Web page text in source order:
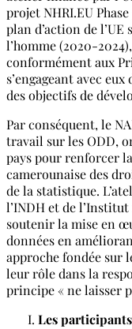
projet NHRI.EU
plan d’action de
l’homme (2020-
conformément aux
s’engageant avec
des objectifs de
Par conséquent, le
travail sur les ODD,
pays pour renforcer
camerounaise des
de la statistique.
l’INDH et de
soutenir la mise en
données en
approche fondée sur
leur rôle dans la
principe « ne laisser
Les participants